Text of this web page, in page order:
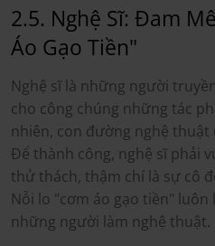
2.5. Nghệ Sĩ: Đam
Áo Gạo Tiền"
Nghệ sĩ là những người
cho công chúng những tác
nhiên, con đường nghệ thuật
Để thành công, nghệ sĩ phải
thử thách, thậm chí là sự cô
Nỗi lo "cơm áo gạo tiền" luôn
những người làm nghệ thuật.